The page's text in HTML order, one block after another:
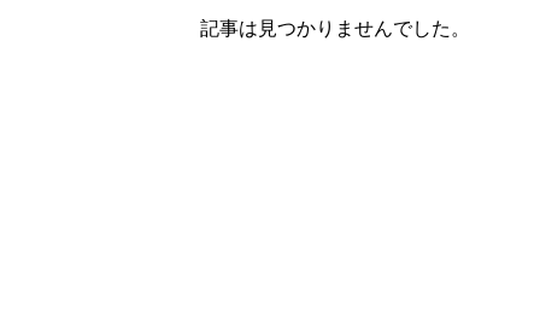
記事は見つかりませんでした。